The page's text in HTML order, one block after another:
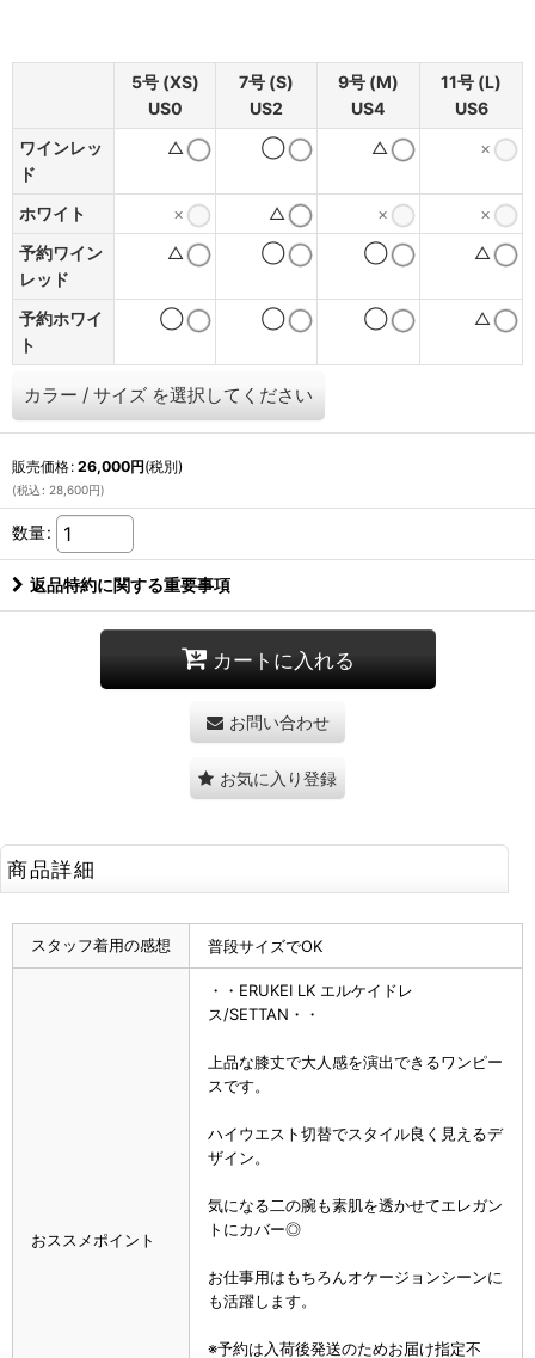
5号 (XS)
US0
7号 (S)
US2
9号 (M)
US4
11号 (L)
US6
ワインレッ
ド
△ ◯ △ ×
ホワイト × △ ×
×
予約ワイン
レッド
△ ◯ ◯ △
予約ホワイ
ト
◯ ◯ ◯ △
カラー / サイズ を選択してください
販売価格: 26,000円(税別)
(税込 : 28,600円)
数量:
返品特約に関する重要事項
カートに入れる
お問い合わせ
お気に入り登録
商品詳細
スタッフ着用の感想 普段サイズでOK
おススメポイント
・・ERUKEI LK エルケイドレ
ス/SETTAN・・
上品な膝丈で大人感を演出できるワンピー
スです。
ハイウエスト切替でスタイル良く見えるデ
ザイン。
気になる二の腕も素肌を透かせてエレガン
トにカバー◎
お仕事用はもちろんオケージョンシーンに
も活躍します。
※予約は入荷後発送のためお届け指定不